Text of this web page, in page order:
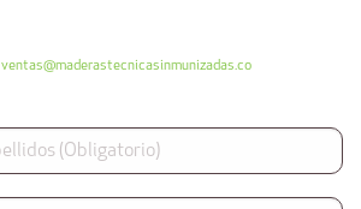
ventas@maderastecnicasinmunizadas.co